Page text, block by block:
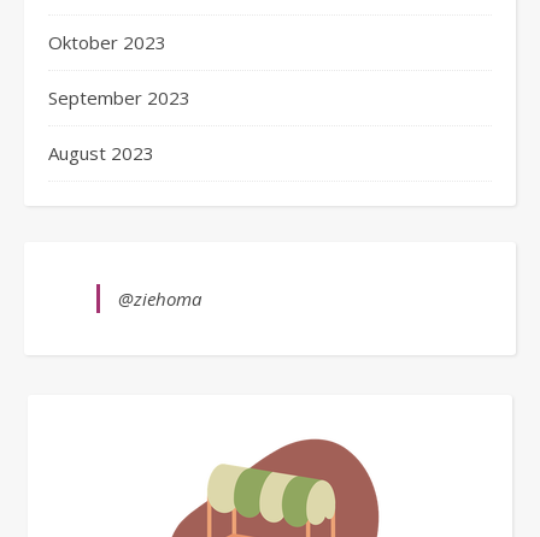
Oktober 2023
September 2023
August 2023
@ziehoma